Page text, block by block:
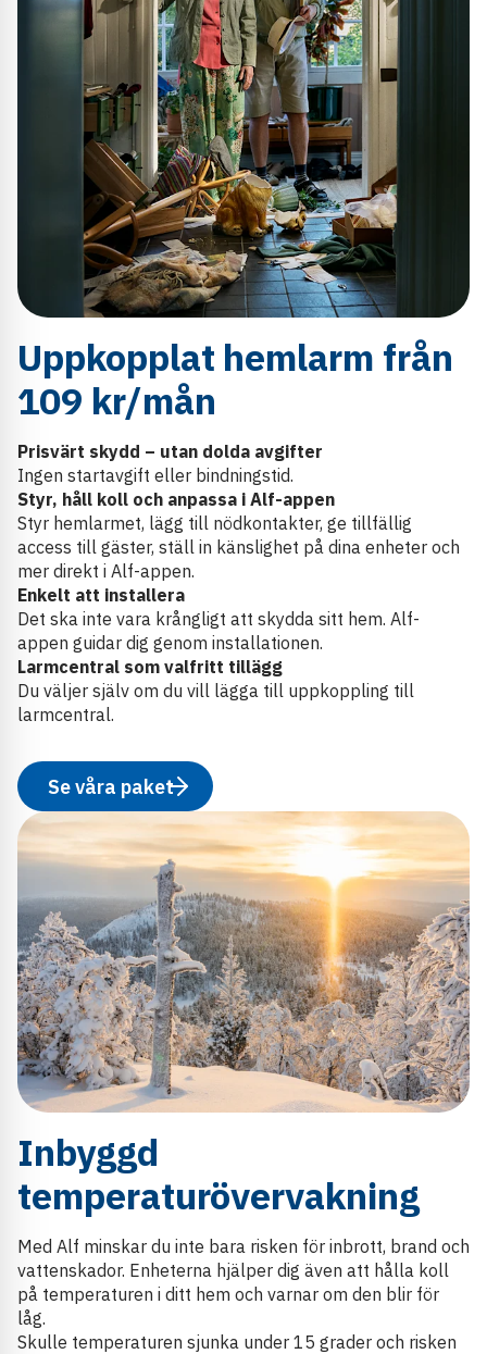
Uppkopplat hemlarm från
109 kr/mån
Prisvärt skydd – utan dolda avgifter
Ingen startavgift eller bindningstid.
Styr, håll koll och anpassa i Alf-appen
Styr hemlarmet, lägg till nödkontakter, ge tillfällig
access till gäster, ställ in känslighet på dina enheter och
mer direkt i Alf-appen.
Enkelt att installera
Det ska inte vara krångligt att skydda sitt hem. Alf-
appen guidar dig genom installationen.
Larmcentral som valfritt tillägg
Du väljer själv om du vill lägga till uppkoppling till
larmcentral.
Se våra paket
Inbyggd
temperaturövervakning
Med Alf minskar du inte bara risken för inbrott, brand och
vattenskador. Enheterna hjälper dig även att hålla koll
på temperaturen i ditt hem och varnar om den blir för
låg.
Skulle temperaturen sjunka under 15 grader och risken